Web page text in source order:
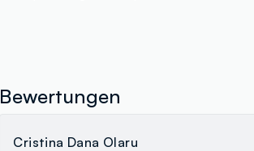
Bewertungen
Cristina Dana Olaru